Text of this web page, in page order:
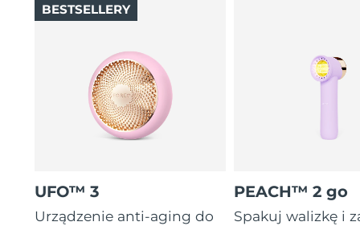
UFO™ 3
Urządzenie anti-aging do
BESTSELLERY
PEACH™ 2 go
Spakuj walizkę i